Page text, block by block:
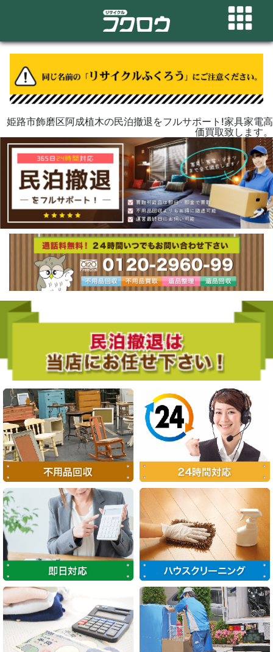
姫路市飾磨区阿成植木の民泊撤退をフルサポート!家具家電高
価買取致します。